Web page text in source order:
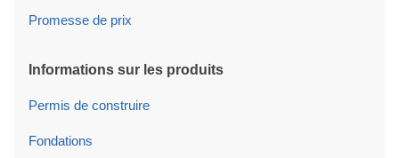
Promesse de prix
Informations sur les produits
Permis de construire
Fondations